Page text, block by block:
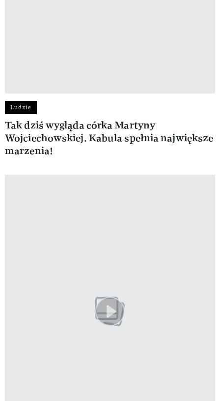
Ludzie
Tak dziś wygląda córka Martyny
Wojciechowskiej. Kabula spełnia największe
marzenia!